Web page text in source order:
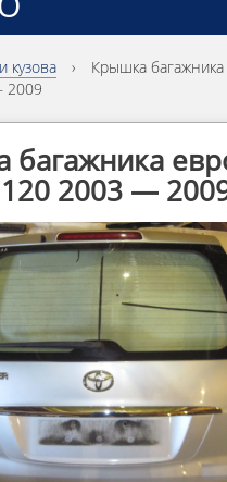
кузова ›
Крышка
2009
багажника
120 2003 —